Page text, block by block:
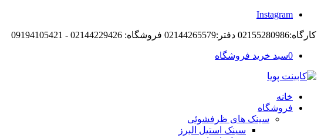
Instagram
کارگاه:02155280986 دفتر:02144265579 فروشگاه: 02144229426 - 09194105421
0سبد خرید فروشگاه
خانه
فروشگاه
سینک های ظرفشوئی
سینک استیل البرز